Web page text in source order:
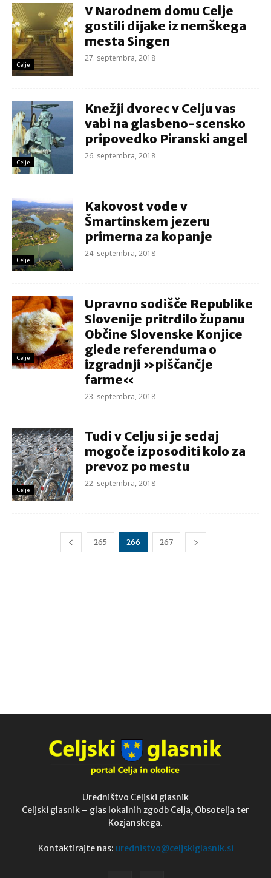
Celje
V Narodnem domu Celje
gostili dijake iz nemškega
mesta Singen
27. septembra, 2018
Celje
Knežji dvorec v Celju vas
vabi na glasbeno-scensko
pripovedko Piranski angel
26. septembra, 2018
Celje
Kakovost vode v
Šmartinskem jezeru
primerna za kopanje
24. septembra, 2018
Celje
Upravno sodišče Republike
Slovenije pritrdilo županu
Občine Slovenske Konjice
glede referenduma o
izgradnji »piščančje
farme«
23. septembra, 2018
Celje
Tudi v Celju si je sedaj
mogoče izposoditi kolo za
prevoz po mestu
22. septembra, 2018
265 266 267
Uredništvo Celjski glasnik
Celjski glasnik – glas lokalnih zgodb Celja, Obsotelja ter
Kozjanskega.
Kontaktirajte nas: urednistvo@celjskiglasnik.si